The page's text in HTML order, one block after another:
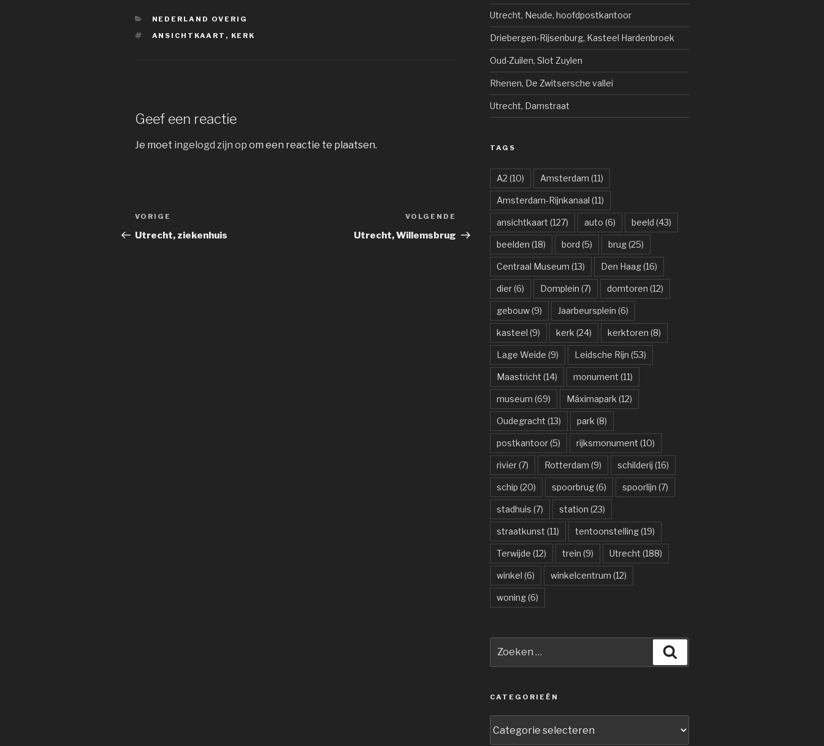
CATEGORIEËN
NEDERLAND OVERIG
TAGS
ANSICHTKAART , KERK
Geef een reactie
Je moet ingelogd zijn op om een reactie te plaatsen.
Bericht
navigatie
Vorig
bericht
VORIGE
Utrecht, ziekenhuis
bericht
VOLGENDE
Utrecht, Willemsbrug
Utrecht, Neude, hoofdpostkantoor
Driebergen-Rijsenburg, Kasteel Hardenbroek
Oud-Zuilen, Slot Zuylen
Rhenen, De Zwitsersche vallei
Utrecht, Damstraat
TAGS
A2 (10) Amsterdam (11)
Amsterdam-Rijnkanaal (11)
ansichtkaart (127) auto (6) beeld (43)
beelden (18) bord (5) brug(25)
Centraal Museum (13) Den Haag(16)
dier(6) Domplein (7) domtoren (12)
gebouw(9) Jaarbeursplein (6)
kasteel (9) kerk (24) kerktoren (8)
Lage Weide (9) Leidsche Rijn (53)
Maastricht (14) monument (11)
museum (69) Máximapark (12)
Oudegracht (13) park (8)
postkantoor(5) rijksmonument (10)
rivier(7) Rotterdam (9) schilderij (16)
schip (20) spoorbrug(6) spoorlijn (7)
stadhuis (7) station (23)
straatkunst (11) tentoonstelling(19)
Terwijde (12) trein (9) Utrecht (188)
winkel (6) winkelcentrum (12)
woning(6)
naar:
CATEGORIEËN